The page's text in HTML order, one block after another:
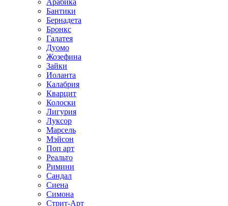
Арабика
Бантики
Бернадета
Бронкс
Галатея
Дуомо
Жозефина
Зайки
Иоланта
Калабрия
Кварцит
Колоски
Лигурия
Луксор
Марсель
Мэйсон
Поп арт
Реальто
Римини
Сандал
Сиена
Симона
Стрит-Арт